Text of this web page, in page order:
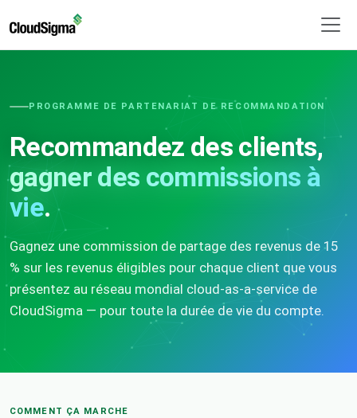
PROGRAMME DE PARTENARIAT DE RECOMMANDATION
Recommandez des clients,
gagner des commissions à
vie.
Gagnez une commission de partage des revenus de 15
% sur les revenus éligibles pour chaque client que vous
présentez au réseau mondial cloud-as-a-service de
CloudSigma — pour toute la durée de vie du compte.
COMMENT ÇA MARCHE